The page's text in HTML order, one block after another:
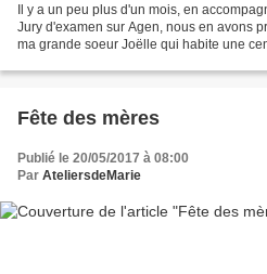
Il y a un peu plus d'un mois, en
Jury d'examen sur Agen, nous en avons
ma grande soeur Joëlle qui habite une
Fête des mères
Publié le 20/05/2017 à 08:00
Par AteliersdeMarie